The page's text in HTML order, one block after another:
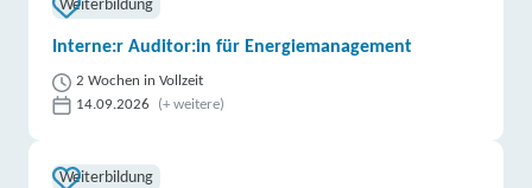
Weiterbildung
Interne:r Auditor:in für Energiemanagement
2 Wochen in Vollzeit
14.09.2026
(+ weitere)
Weiterbildung